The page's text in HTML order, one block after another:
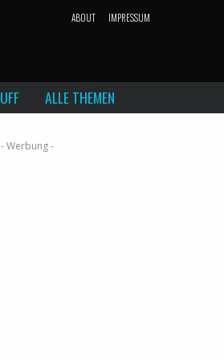
ABOUT IMPRESSUM
ALLE THEMEN